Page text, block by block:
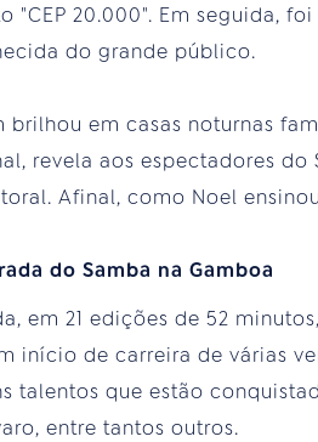
20.000". Em seguida,
do grande público.
brilhou em casas noturnas
revela aos espectadores
Afinal, como Noel
do Samba na Gamboa
em 21 edições de 52
início de carreira de várias
talentos que estão
entre tantos outros.